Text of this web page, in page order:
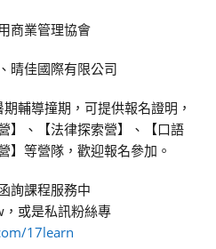
商業管理協會
晴佳國際有限公司
輔導撞期，可提供報名證明，
】、【法律探索營】、【口語
】等營隊，歡迎報名參加。
詢課程服務中
或是私訊粉絲專
17learn